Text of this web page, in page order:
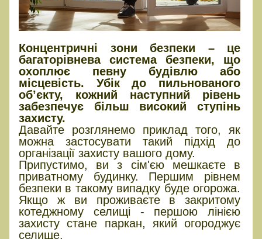
Концентричні зони безпеки – це
багаторівнева система безпеки, що
охоплює певну будівлю або
місцевість. Убік до пильнованого
об’єкту, кожний наступний рівень
забезпечує більш високий ступінь
захисту.
Давайте розглянемо приклад того, як
можна застосувати такий підхід до
організації захисту вашого дому.
Припустимо, ви з сім'єю мешкаєте в
приватному будинку. Першим рівнем
безпеки в такому випадку буде огорожа.
Якщо ж ви проживаєте в закритому
котеджному селищі - першою лінією
захисту стане паркан, який огороджує
селище.